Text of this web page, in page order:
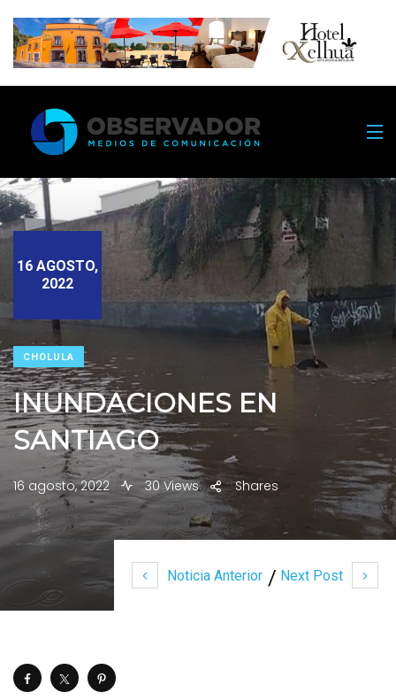
Noticia Anterior Next Post
16 AGOSTO,
2022
CHOLULA
INUNDACIONES EN
SANTIAGO
16 agosto, 2022 30 Views Shares